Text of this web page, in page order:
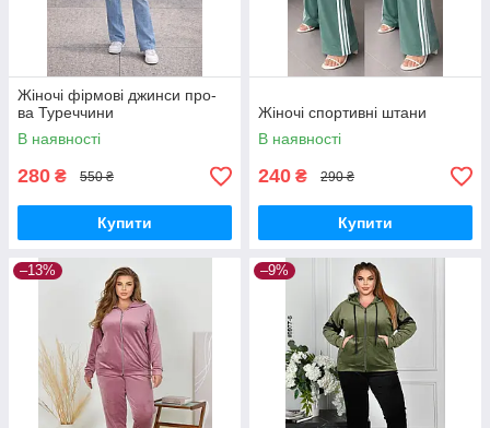
Жіночі фірмові джинси про-
ва Туреччини
В наявності
280 ₴ 550 ₴
Купити
Жіночі спортивні штани
В наявності
240 ₴ 290 ₴
Купити
–13% –9%